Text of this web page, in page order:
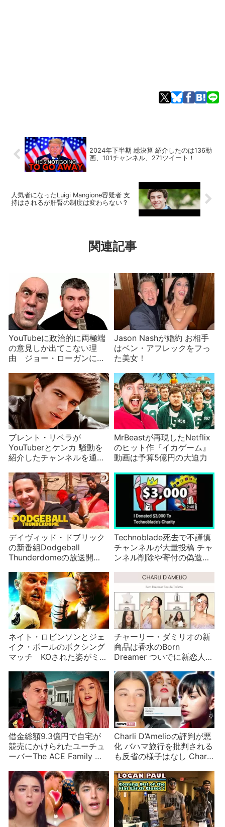
2024年下半期 総決算 紹介したのは136動
画、101チャンネル、271ツイート！
人気者になったLuigi Mangione容疑者 支
持はされるが肝腎の制度は変わらない？
関連記事
YouTubeに政治的に両極端
の意見しか出てこない理
由 ジョー・ローガンに噛
ン・クライン
Jason Nashが婚約 お相手
はベン・アフレックをフっ
た美女！
ブレント・リベラが
YouTuberとケンカ 騒動を
紹介したチャンネルを通報
MrBeastが再現したNetflix
のヒット作『イカゲーム』
動画は予算5億円の大迫力
デイヴィッド・ドブリック
の新番組Dodgeball
Thunderdomeの放送開
気番組MXCも紹介
Technoblade死去で不謹慎
チャンネルが大量投稿 チャ
ンネル削除や寄付の偽造ま
ネイト・ロビンソンとジェ
イク・ポールのボクシング
マッチ KOされた姿がミー
チャーリー・ダミリオの新
商品は香水のBorn
Dreamer ついでに新恋人の
借金総額9.3億円で自宅が
競売にかけられたユーチュ
ーバーThe ACE Family 贅
リのツケ
Charli D’Amelioの評判が悪
化 バハマ旅行を批判される
も反省の様子はなし Charli